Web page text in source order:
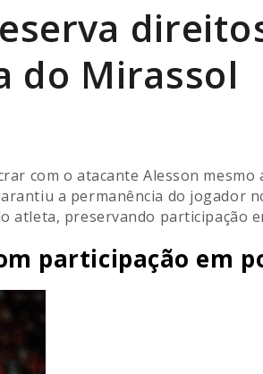
do Mirassol
com o atacante Alesson
a permanência do jogador
atleta, preservando participação
participação em